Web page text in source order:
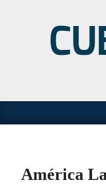
de
América